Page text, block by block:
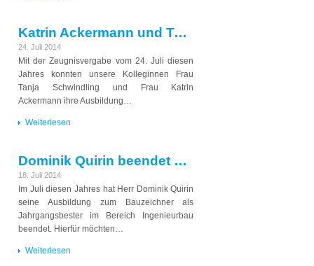
Katrin Ackermann und Tanja Schwindling beenden erfolgreich ihre Ausbildung zur staatlich geprüften Technikerin
24. Juli 2014
Mit der Zeugnisvergabe vom 24. Juli diesen
Jahres konnten unsere Kolleginnen Frau
Tanja Schwindling und Frau Katrin
Ackermann ihre Ausbildung…
Weiterlesen
Dominik Quirin beendet erfolgreich seine Ausbildung zum Bauzeichner
18. Juli 2014
Im Juli diesen Jahres hat Herr Dominik Quirin
seine Ausbildung zum Bauzeichner als
Jahrgangsbester im Bereich Ingenieurbau
beendet. Hierfür möchten…
Weiterlesen